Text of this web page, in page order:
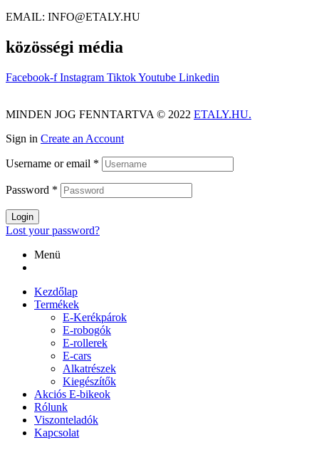
EMAIL: INFO@ETALY.HU
közösségi média
Facebook-f Instagram TiktokYoutube Linkedin
MINDEN JOG FENNTARTVA © 2022 ETALY.HU.
Sign in Create an Account
Username or email *
Password *
Login
Lost your password?
Menü
Kezdőlap
Termékek
E-Kerékpárok
E-robogók
E-rollerek
E-cars
Alkatrészek
Kiegészítők
Akciós E-bikeok
Rólunk
Viszonteladók
Kapcsolat